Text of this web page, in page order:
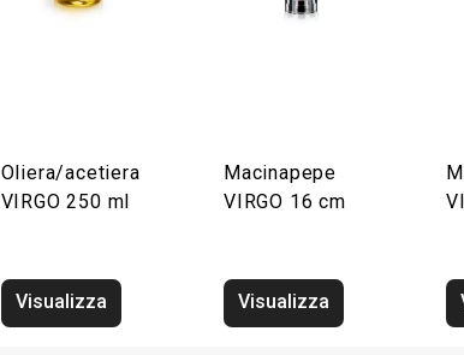
Oliera/acetiera
VIRGO 250 ml
Visualizza
Macinapepe
VIRGO 16 cm
Visualizza